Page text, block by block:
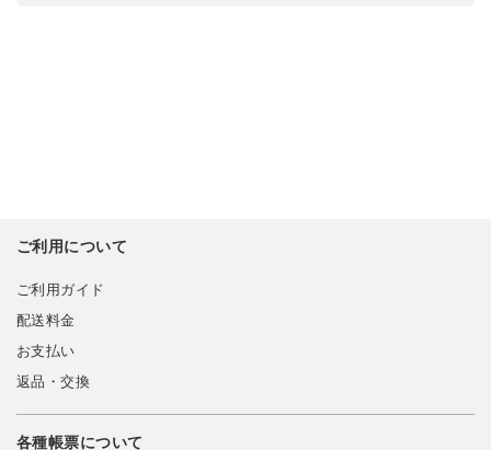
ご利用について
ご利用ガイド
配送料金
お支払い
返品・交換
各種帳票について